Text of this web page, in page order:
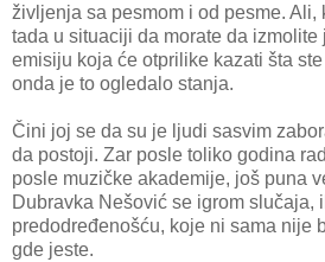
življenja sa pesmom i od pesme. Ali,
tada u situaciji da morate da
emisiju koja će otprilike kazati šta
onda je to ogledalo stanja.
Čini joj se da su je ljudi sasvim
da postoji. Zar posle toliko godina
posle muzičke akademije, još puna
Dubravka Nešović se igrom slučaja,
predodređenošću, koje ni sama nije
gde jeste.